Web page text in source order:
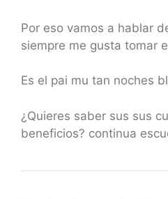
Por eso vamos a hablar
siempre me gusta tomar
Es el pai mu tan noches
¿Quieres saber sus sus
beneficios? continua